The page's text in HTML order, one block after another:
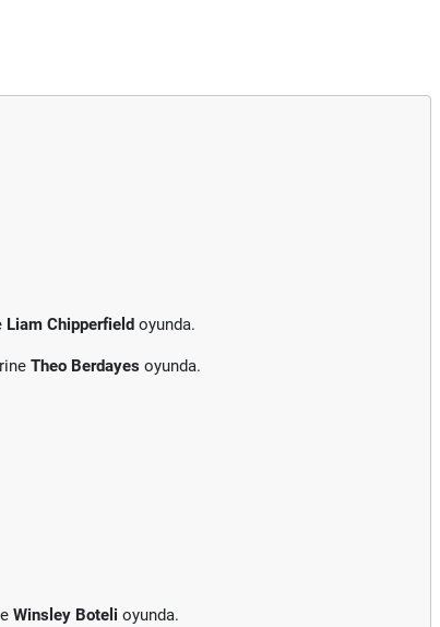
Liam Chipperfield oyunda.
Theo Berdayes oyunda.
Winsley Boteli oyunda.